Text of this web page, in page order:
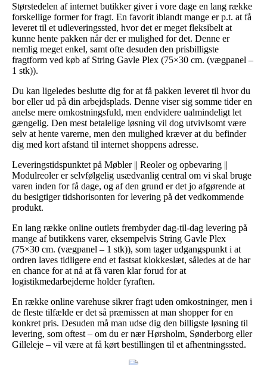
Størstedelen af internet butikker giver i vore dage en lang række
forskellige former for fragt. En favorit iblandt mange er p.t. at få
leveret til et udleveringssted, hvor det er meget fleksibelt at
kunne hente pakken når der er mulighed for det. Denne er
nemlig meget enkel, samt ofte desuden den prisbilligste
fragtform ved køb af String Gavle Plex (75×30 cm. (vægpanel –
1 stk)).
Du kan ligeledes beslutte dig for at få pakken leveret til hvor du
bor eller ud på din arbejdsplads. Denne viser sig somme tider en
anelse mere omkostningsfuld, men endvidere ualmindeligt let
gængelig. Den mest betalelige løsning vil dog utvivlsomt være
selv at hente varerne, men den mulighed kræver at du befinder
dig med kort afstand til internet shoppens adresse.
Leveringstidspunktet på Møbler || Reoler og opbevaring ||
Modulreoler er selvfølgelig usædvanlig central om vi skal bruge
varen inden for få dage, og af den grund er det jo afgørende at
du besigtiger tidshorisonten for levering på det vedkommende
produkt.
En lang række online outlets frembyder dag-til-dag levering på
mange af butikkens varer, eksempelvis String Gavle Plex
(75×30 cm. (vægpanel – 1 stk)), som tager udgangspunkt i at
ordren laves tidligere end et fastsat klokkeslæt, således at de har
en chance for at nå at få varen klar forud for at
logistikmedarbejderne holder fyraften.
En række online varehuse sikrer fragt uden omkostninger, men i
de fleste tilfælde er det så præmissen at man shopper for en
konkret pris. Desuden må man udse dig den billigste løsning til
levering, som oftest – om du er nær Hørsholm, Sønderborg eller
Gilleleje – vil være at få kørt bestillingen til et afhentningssted.